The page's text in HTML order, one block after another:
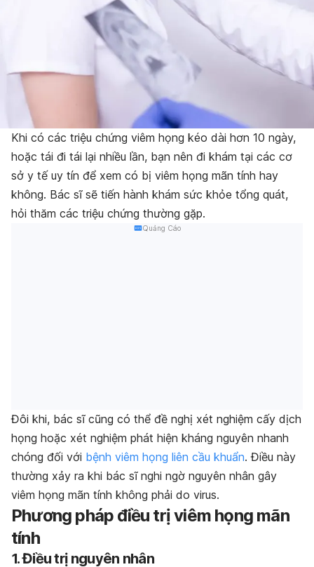
Khi có các triệu chứng viêm họng kéo dài hơn 10 ngày,
hoặc tái đi tái lại nhiều lần, bạn nên đi khám tại các cơ
sở y tế uy tín để xem có bị viêm họng mãn tính hay
không. Bác sĩ sẽ tiến hành khám sức khỏe tổng quát,
hỏi thăm các triệu chứng thường gặp.
Quảng Cáo
Đôi khi, bác sĩ cũng có thể đề nghị xét nghiệm cấy dịch
họng hoặc xét nghiệm phát hiện kháng nguyên nhanh
chóng đối với bệnh viêm họng liên cầu khuẩn. Điều này
thường xảy ra khi bác sĩ nghi ngờ nguyên nhân gây
viêm họng mãn tính không phải do virus.
Phương pháp điều trị viêm họng mãn
tính
1. Điều trị nguyên nhân